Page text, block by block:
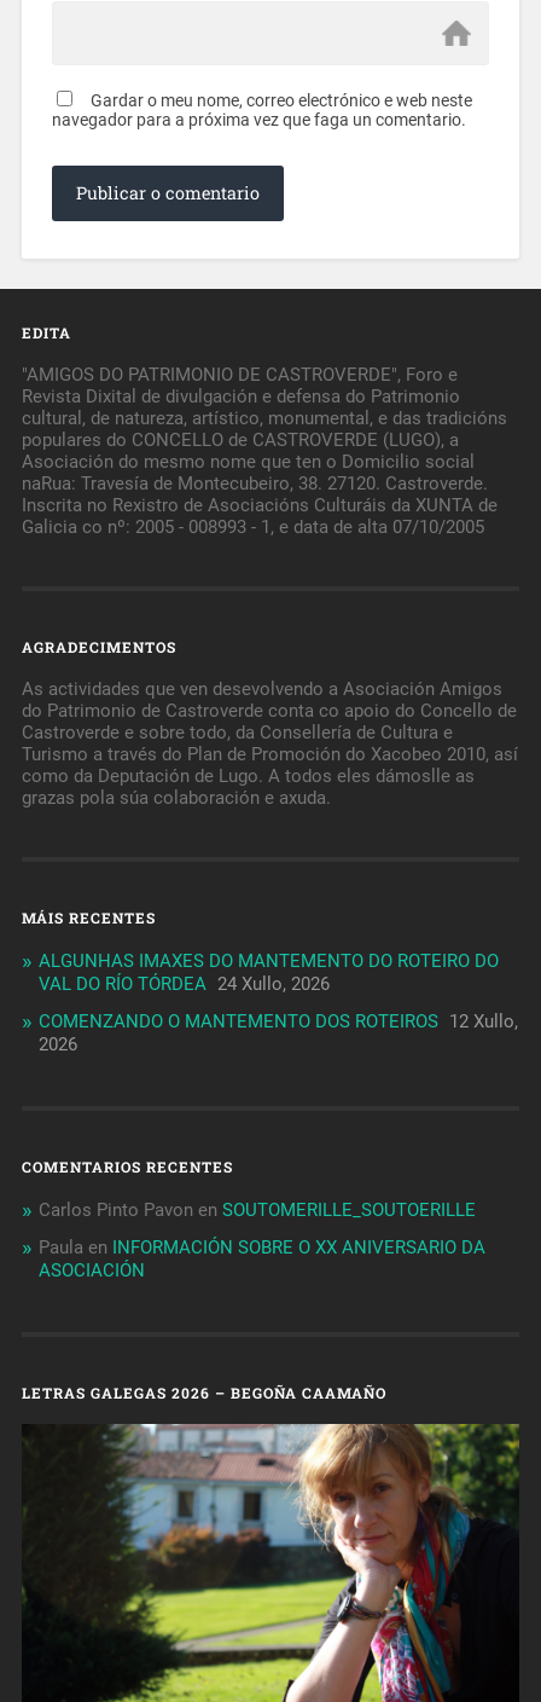
Gardar o meu nome, correo electrónico e web neste
navegador para a próxima vez que faga un comentario.
EDITA
"AMIGOS DO PATRIMONIO DE CASTROVERDE", Foro e
Revista Dixital de divulgación e defensa do Patrimonio
cultural, de natureza, artístico, monumental, e das tradicións
populares do CONCELLO de CASTROVERDE (LUGO), a
Asociación do mesmo nome que ten o Domicilio social
naRua: Travesía de Montecubeiro, 38. 27120. Castroverde.
Inscrita no Rexistro de Asociacións Culturáis da XUNTA de
Galicia co nº: 2005 - 008993 - 1, e data de alta 07/10/2005
AGRADECIMENTOS
As actividades que ven desevolvendo a Asociación Amigos
do Patrimonio de Castroverde conta co apoio do Concello de
Castroverde e sobre todo, da Consellería de Cultura e
Turismo a través do Plan de Promoción do Xacobeo 2010, así
como da Deputación de Lugo. A todos eles dámoslle as
grazas pola súa colaboración e axuda.
MÁIS RECENTES
ALGUNHAS IMAXES DO MANTEMENTO DO ROTEIRO DO
VAL DO RÍO TÓRDEA 24 Xullo, 2026
COMENZANDO O MANTEMENTO DOS ROTEIROS 12 Xullo,
2026
COMENTARIOS RECENTES
Carlos Pinto Pavon en SOUTOMERILLE_SOUTOERILLE
Paula en INFORMACIÓN SOBRE O XX ANIVERSARIO DA
ASOCIACIÓN
LETRAS GALEGAS 2026 – BEGOÑA CAAMAÑO